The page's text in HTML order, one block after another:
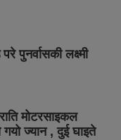
पुनर्वासकी लक्ष्मी
मोटरसाइकल
ज्यान , दुई घाइते